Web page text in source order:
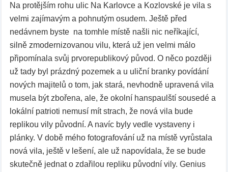
Na protějším rohu ulic Na Karlovce a Kozlovské je vila s
velmi zajímavým a pohnutým osudem. Ještě před
nedávnem byste na tomhle místě našli nic neříkající,
silně zmodernizovanou vilu, která už jen velmi málo
připomínala svůj prvorepublikový původ. O něco později
už tady byl prázdný pozemek a u uliční branky povídání
nových majitelů o tom, jak stará, nevhodně upravená vila
musela být zbořena, ale, že okolní hanspaulští sousedé a
lokální patrioti nemusí mít strach, že nová vila bude
replikou vily původní. A navíc byly vedle vystaveny i
plánky. V době mého fotografování už na místě vyrůstala
nová vila, ještě v lešení, ale už napovídala, že se bude
skutečně jednat o zdařilou repliku původní vily. Genius